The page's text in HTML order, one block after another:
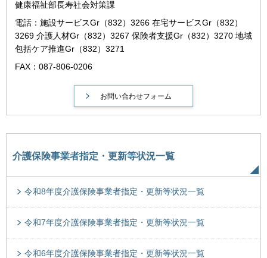
健康福祉部長寿社会対策課
電話：施設サービスGr（832）3266 在宅サービスGr（832）
3269 介護人材Gr（832）3267 保険者支援Gr（832）3270 地域
包括ケア推進Gr（832）3271
FAX：087-806-0206
介護保険事業者指定・更新等状況一覧
令和8年度介護保険事業者指定・更新等状況一覧
令和7年度介護保険事業者指定・更新等状況一覧
令和6年度介護保険事業者指定・更新等状況一覧